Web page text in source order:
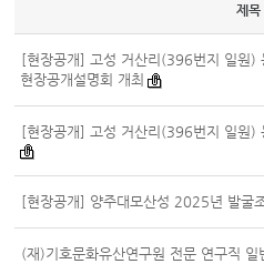
제목
[현장공개] 고성 거산리(396번지 일원)
현장공개설명회 개최
[현장공개] 고성 거산리(396번지 일원)
[현장공개] 양주대모산성 2025년 발굴
(재)기호문화유산연구원 전문 연구직 일